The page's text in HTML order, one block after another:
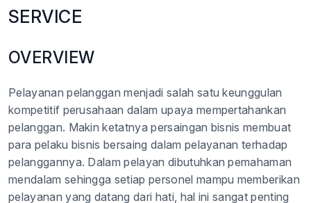
SERVICE
OVERVIEW
Pelayanan pelanggan menjadi salah satu keunggulan
kompetitif perusahaan dalam upaya mempertahankan
pelanggan. Makin ketatnya persaingan bisnis membuat
para pelaku bisnis bersaing dalam pelayanan terhadap
pelanggannya. Dalam pelayan dibutuhkan pemahaman
mendalam sehingga setiap personel mampu memberikan
pelayanan yang datang dari hati, hal ini sangat penting